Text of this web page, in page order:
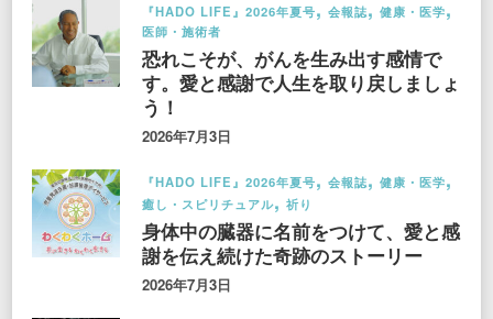
『HADO LIFE』2026年夏号 会報誌
健康・医学
医師・施術者
恐れこそが、がんを生み出す感情で
す。愛と感謝で人生を取り戻しましょ
う！
2026年7月3日
『HADO LIFE』2026年夏号 会報誌
健康・医学
癒し・スピリチュアル
祈り
身体中の臓器に名前をつけて、愛と感
謝を伝え続けた奇跡のストーリー
2026年7月3日